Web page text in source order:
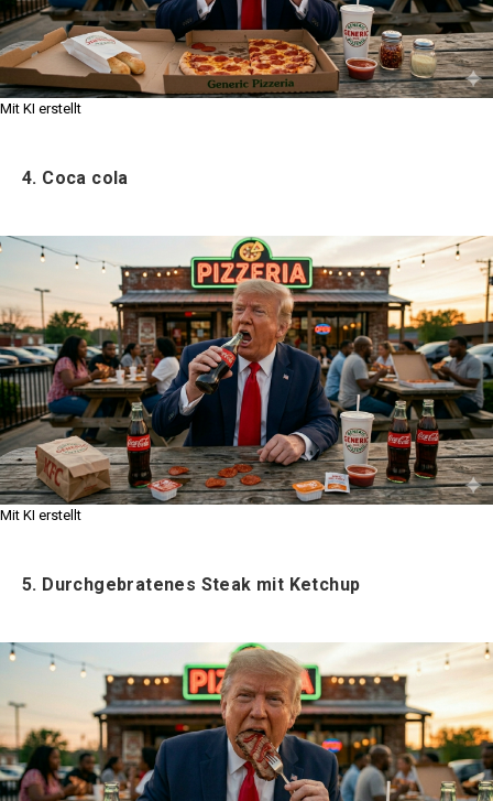
Mit KI erstellt
4. Coca cola
Mit KI erstellt
5. Durchgebratenes Steak mit Ketchup